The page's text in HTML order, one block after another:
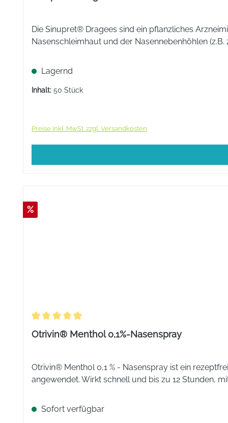
Die Sinupret® Dragees sind ein pflanzliches
Nasenschleimhaut und der Nasennebenhöhlen
Lagernd
Inhalt: 50 Stück
Preise inkl. MwSt. zzgl. Versandkosten
%
Durchschnittliche Bewertung von 5 von 5 Sternen
Otrivin® Menthol 0,1%-Nasenspray
Otrivin® Menthol 0,1 % - Nasenspray ist ein
angewendet. Wirkt schnell und bis zu 12 Stunden,
Sofort verfügbar